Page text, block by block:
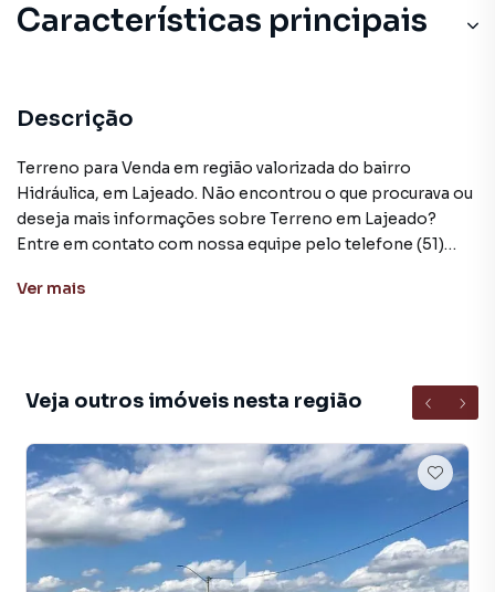
Características principais
Descrição
Terreno para Venda em região valorizada do bairro
Hidráulica, em Lajeado. Não encontrou o que procurava ou
deseja mais informações sobre Terreno em Lajeado?
Entre em contato com nossa equipe pelo telefone (51)
empreendimentos em construção ou lançamentos na
planta em Hidráulica e em outras regiões de Lajeado. Aqui
você encontra milhares de ofertas para encontrar o imóvel
que mais combina com seu estilo de vida.
Negocie seu imóvel de forma totalmente online, com
segurança e tranquilidade. Na Executivo Imóveis você
consegue comprar ou alugar um imóvel em Lajeado
Ver mais
Veja outros imóveis nesta região